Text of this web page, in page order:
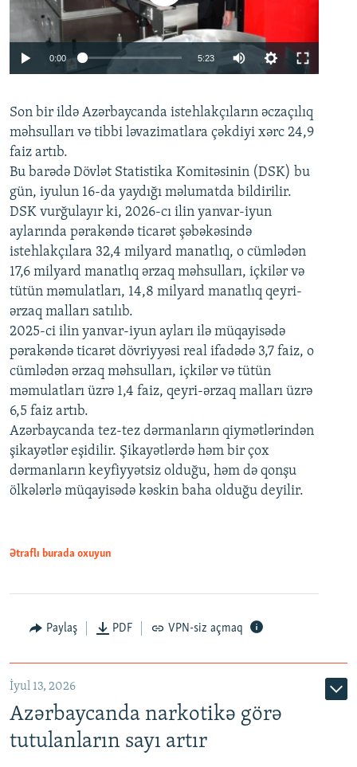
Auto 240p 360p 480p
720p 1080p
0:00 5:23
360p
480p
720p
1080p
Son bir ildə Azərbaycanda istehlakçıların əczaçılıq
məhsulları və tibbi ləvazimatlara çəkdiyi xərc 24,9
faiz artıb.
Bu barədə Dövlət Statistika Komitəsinin (DSK) bu
gün, iyulun 16-da yaydığı məlumatda bildirilir.
DSK vurğulayır ki, 2026-cı ilin yanvar-iyun
aylarında pərakəndə ticarət şəbəkəsində
istehlakçılara 32,4 milyard manatlıq, o cümlədən
17,6 milyard manatlıq ərzaq məhsulları, içkilər və
tütün məmulatları, 14,8 milyard manatlıq qeyri-
ərzaq malları satılıb.
2025-ci ilin yanvar-iyun ayları ilə müqayisədə
pərakəndə ticarət dövriyyəsi real ifadədə 3,7 faiz, o
cümlədən ərzaq məhsulları, içkilər və tütün
məmulatları üzrə 1,4 faiz, qeyri-ərzaq malları üzrə
6,5 faiz artıb.
Azərbaycanda tez-tez dərmanların qiymətlərindən
şikayətlər eşidilir. Şikayətlərdə həm bir çox
dərmanların keyfiyyətsiz olduğu, həm də qonşu
ölkələrlə müqayisədə kəskin baha olduğu deyilir.
Ətraflı burada oxuyun
Paylaş PDF VPN-siz açmaq
İyul 13, 2026
Azərbaycanda narkotikə görə
tutulanların sayı artır